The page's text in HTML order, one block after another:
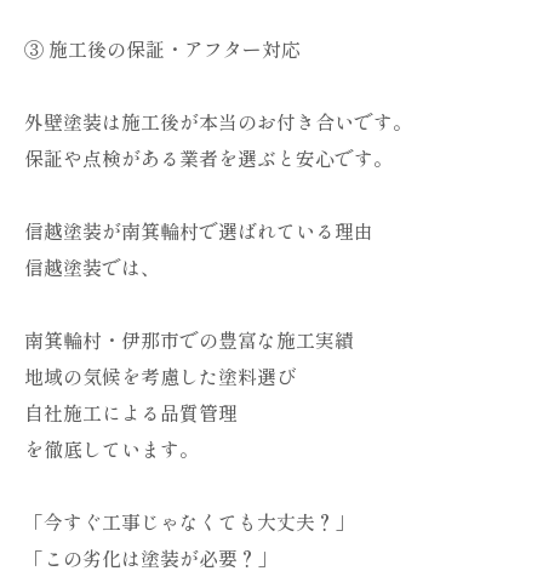
③ 施工後の保証・アフター対応
外壁塗装は施工後が本当のお付き合いです。
保証や点検がある業者を選ぶと安心です。
信越塗装が南箕輪村で選ばれている理由
信越塗装では、
南箕輪村・伊那市での豊富な施工実績
地域の気候を考慮した塗料選び
自社施工による品質管理
を徹底しています。
「今すぐ工事じゃなくても大丈夫？」
「この劣化は塗装が必要？」